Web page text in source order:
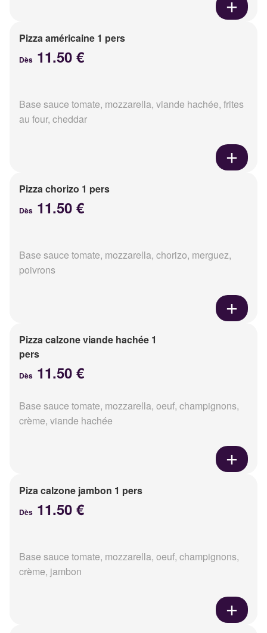
Pizza américaine 1 pers
Dès 11.50 €
Base sauce tomate, mozzarella, viande hachée, frites
au four, cheddar
Pizza chorizo 1 pers
Dès 11.50 €
Base sauce tomate, mozzarella, chorizo, merguez,
poivrons
Pizza calzone viande hachée 1
pers
Dès 11.50 €
Base sauce tomate, mozzarella, oeuf, champignons,
crème, viande hachée
Piza calzone jambon 1 pers
Dès 11.50 €
Base sauce tomate, mozzarella, oeuf, champignons,
crème, jambon